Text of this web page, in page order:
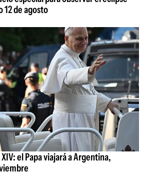
12 de agosto
el Papa viajará a Argentina,